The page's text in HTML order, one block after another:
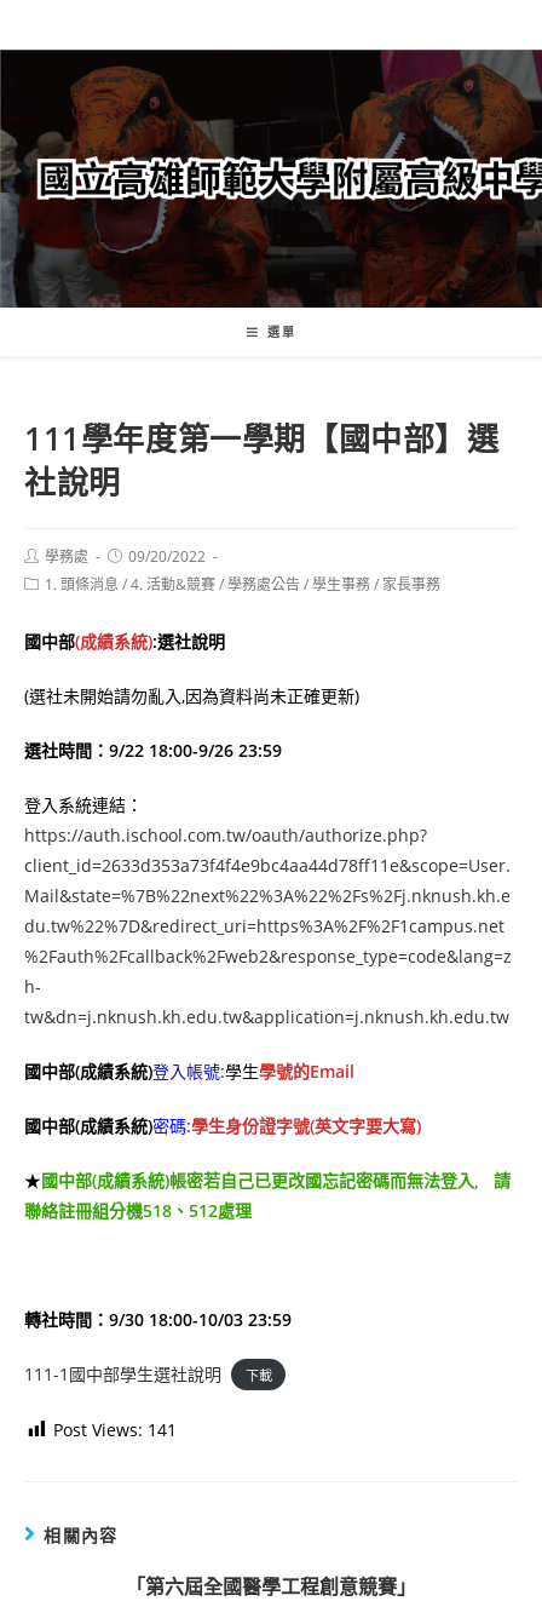
轉
要
內
容
選單
111學年度第一學期【國中部】選
社說明
Post
author:
學務處
Post
published:
09/20/2022
Post1. 頭條消息 /4. 活動&競賽/學務處公告/學生事務/ 家長事務
國中部(成績系統):選社說明
(選社未開始請勿亂入 ,因為資料尚未正確更新)
選社時間：9/22 18:00-9/26 23:59
登入系統連結：
https://auth.ischool.com.tw/oauth/authorize.php?
client_id=2633d353a73f4f4e9bc4aa44d78ff11e&scope=User.
Mail&state=%7B%22next%22%3A%22%2Fs%2Fj.nknush.kh.e
du.tw%22%7D&redirect_uri=https%3A%2F%2F1campus.net
%2Fauth%2Fcallback%2Fweb2&response_type=code&lang=z
h-
tw&dn=j.nknush.kh.edu.tw&application=j.nknush.kh.edu.tw
國中部(成績系統)登入帳號:學生學號的Email
國中部(成績系統)密碼:學生身份證字號(英文字要大寫)
★國中部(成績系統)帳密若自己已更改國忘記密碼而無法登入, 請
聯絡註冊組分機518、512處理
轉社時間：9/30 18:00-10/03 23:59
111-1國中部學生選社說明 下載
Post Views: 141
相關內容
「第六屆全國醫學工程創意競賽」